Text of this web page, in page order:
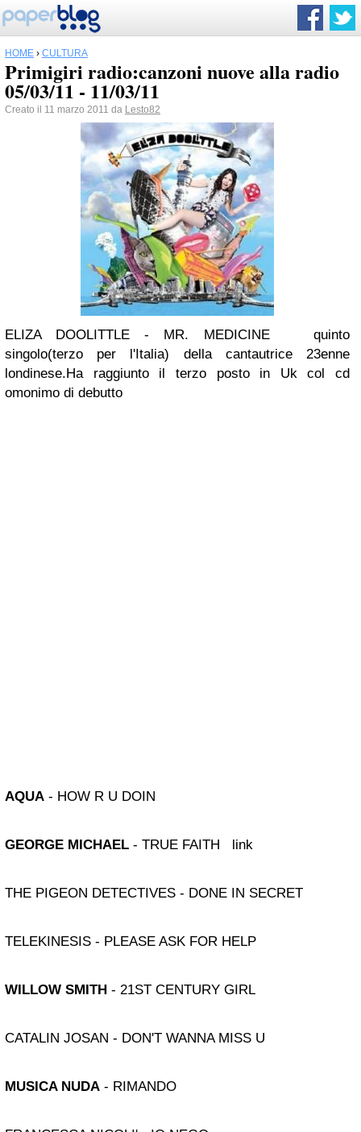
HOME › CULTURA
Primigiri radio:canzoni nuove alla radio
05/03/11 - 11/03/11
Creato il 11 marzo 2011 da Lesto82
ELIZA DOOLITTLE - MR. MEDICINE quinto
singolo(terzo per l'Italia) della cantautrice 23enne
londinese.Ha raggiunto il terzo posto in Uk col cd
omonimo di debutto
AQUA - HOW R U DOIN
GEORGE MICHAEL - TRUE FAITH link
THE PIGEON DETECTIVES - DONE IN SECRET
TELEKINESIS - PLEASE ASK FOR HELP
WILLOW SMITH - 21ST CENTURY GIRL
CATALIN JOSAN - DON'T WANNA MISS U
MUSICA NUDA - RIMANDO